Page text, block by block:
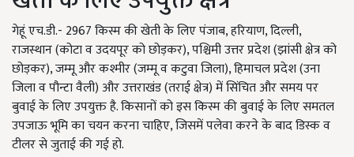
गेहूं एच.डी.- 2967 किस्म की खेती के लिए पंजाब, हरियाण, दिल्ली,
राजस्थान (कोटा व उदयपूर को छोड़कर), पश्चिमी उत्तर प्रदेश (झांसी क्षेत्र को
छोड़कर), जम्मू और कश्मीर (जम्मू व कटुवा जिला), हिमाचल प्रदेश (उना
जिला व पौन्टा वैली) और उत्तराखंड (तराई क्षेत्र) में सिंचित और समय पर
बुवाई के लिए उपयुक्त है. किसानों को इस किस्म की बुवाई के लिए समतल
उपजाऊ भूमि का चयन करना चाहिए, जिसमें पलेवा करने के बाद डिस्क व
टीलर से जुताई की गई हो.